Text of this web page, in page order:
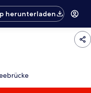
herunterladen